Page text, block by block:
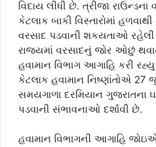
વિદાય લીધી છે. ત્રીજા
કેટલાક બાકી વિસ્તારોમાં
વરસાદ પડવાની શકયતાઓ
રાજ્યમાં વરસાદનું જોર ઓછું
હવામાન વિભાગ આગાહિ કરી
કેટલાક હવામાન નિષ્ણાંતોએ
સમયગાળા દરમિયાન ગુજરાતના
પડવાની સંભાવનાઓ દર્શાવી છે.
હવામાન વિભાગની આગાહિ